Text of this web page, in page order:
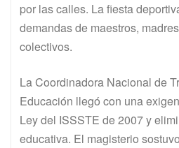
por las calles. La fiesta
demandas de maestros,
colectivos.
La Coordinadora Nacional de
Educación llegó con una
Ley del ISSSTE de 2007 y
educativa. El magisterio